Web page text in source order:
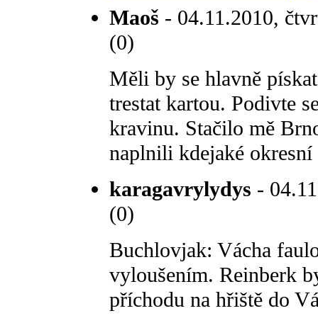
Maoš - 04.11.2010,
(0)
Měli by se hlavně
trestat kartou. Podivte
kravinu. Stačilo mě
naplnili kdejaké
karagavrylydys -
(0)
Buchlovjak: Vácha
vyloušením. Reinberk
příchodu na hřiště do